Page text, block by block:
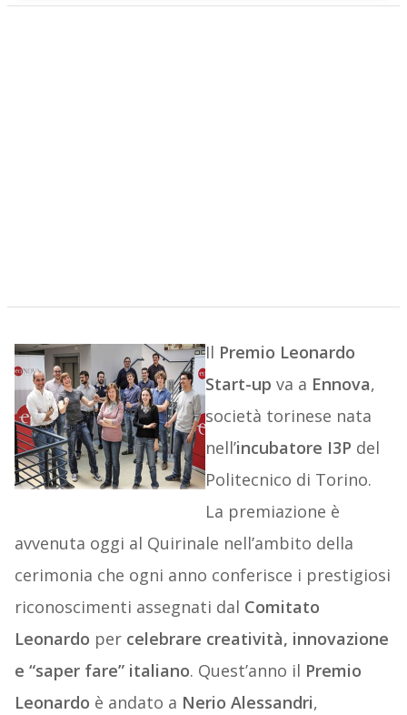
Il Premio Leonardo
Start-up va a Ennova,
società torinese nata
nell’incubatore I3P del
Politecnico di Torino.
La premiazione è
avvenuta oggi al Quirinale nell’ambito della
cerimonia che ogni anno conferisce i prestigiosi
riconoscimenti assegnati dal Comitato
Leonardo per celebrare creatività, innovazione
e “saper fare” italiano. Quest’anno il Premio
Leonardo è andato a Nerio Alessandri,